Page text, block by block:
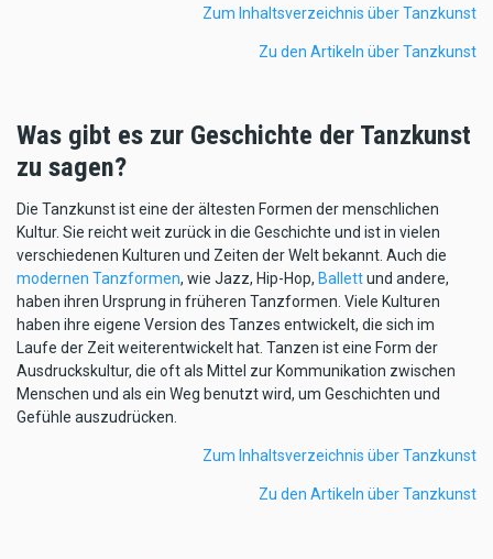
Zum Inhaltsverzeichnis über Tanzkunst
Zu den Artikeln über Tanzkunst
Was gibt es zur Geschichte der Tanzkunst
zu sagen?
Die Tanzkunst ist eine der ältesten Formen der menschlichen
Kultur. Sie reicht weit zurück in die Geschichte und ist in vielen
verschiedenen Kulturen und Zeiten der Welt bekannt. Auch die
modernen Tanzformen, wie Jazz, Hip-Hop, Ballettund andere,
haben ihren Ursprung in früheren Tanzformen. Viele Kulturen
haben ihre eigene Version des Tanzes entwickelt, die sich im
Laufe der Zeit weiterentwickelt hat. Tanzen ist eine Form der
Ausdruckskultur, die oft als Mittel zur Kommunikation zwischen
Menschen und als ein Weg benutzt wird, um Geschichten und
Gefühle auszudrücken.
Zum Inhaltsverzeichnis über Tanzkunst
Zu den Artikeln über Tanzkunst